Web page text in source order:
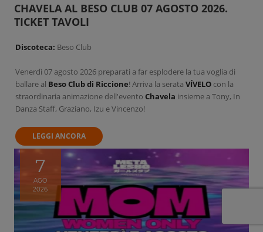
CHAVELA AL BESO CLUB 07 AGOSTO 2026.
TICKET TAVOLI
Discoteca: Beso Club
Venerdì 07 agosto 2026 preparati a far esplodere la tua voglia di
ballare al Beso Club di Riccione! Arriva la serata VÍVELOcon la
straordinaria animazione dell'evento Chavela insieme a Tony, In
Danza Staff, Graziano, Izu e Vincenzo!
LEGGI ANCORA
7
AGO
2026